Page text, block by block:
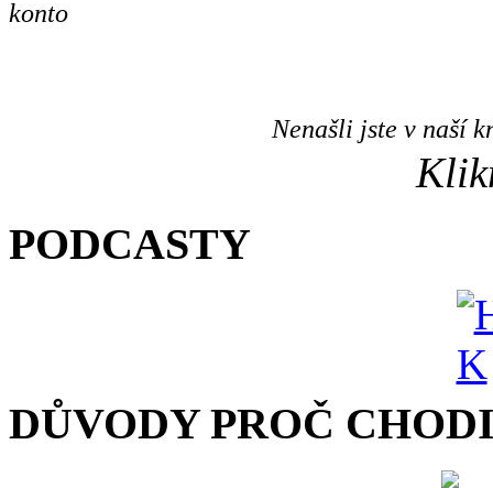
Nenašli jste v naší
PODCASTY
DŮVODY PROČ